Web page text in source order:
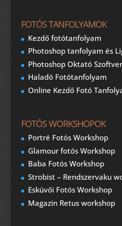
FOTÓS TANFOLYAMOK
Kezdő fotótanfolyam
Photoshop tanfolyam és
Photoshop Oktató Szoftver
Haladó Fotótanfolyam
Online Kezdő Fotó
FOTÓS WORKSHOPOK
Portré Fotós Workshop
Glamour fotós Workshop
Baba Fotós Workshop
Strobist – Rendszervaku
Esküvői Fotós Workshop
Magazin Retus workshop